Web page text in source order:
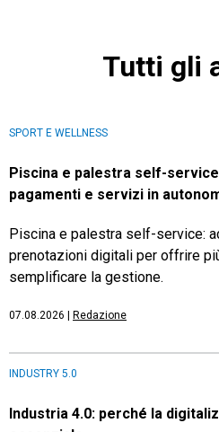
Tutti gli
SPORT E WELLNESS
Piscina e palestra self-
pagamenti e servizi in
Piscina e palestra self-service:
prenotazioni digitali per offrire
semplificare la gestione.
07.08.2026 Redazione
INDUSTRY 5.0
Industria 4.0: perché la